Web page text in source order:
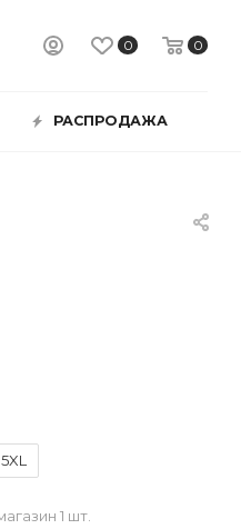
0 0
РАСПРОДАЖА
5XL
1 шт.